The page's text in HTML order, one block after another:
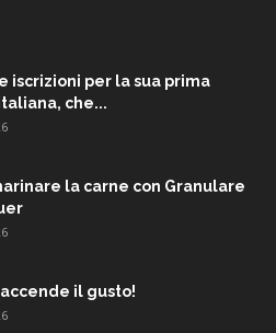
iscrizioni per la sua prima
che...
la carne con Granulare
accende il gusto!